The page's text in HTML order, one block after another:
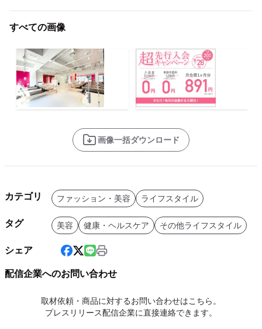
すべての画像
画像一括ダウンロード
カテゴリ ファッション・美容 ライフスタイル
タグ 美容 健康・ヘルスケア その他ライフスタイル
シェア
配信企業へのお問い合わせ
取材依頼・商品に対するお問い合わせはこちら。
プレスリリース配信企業に直接連絡できます。